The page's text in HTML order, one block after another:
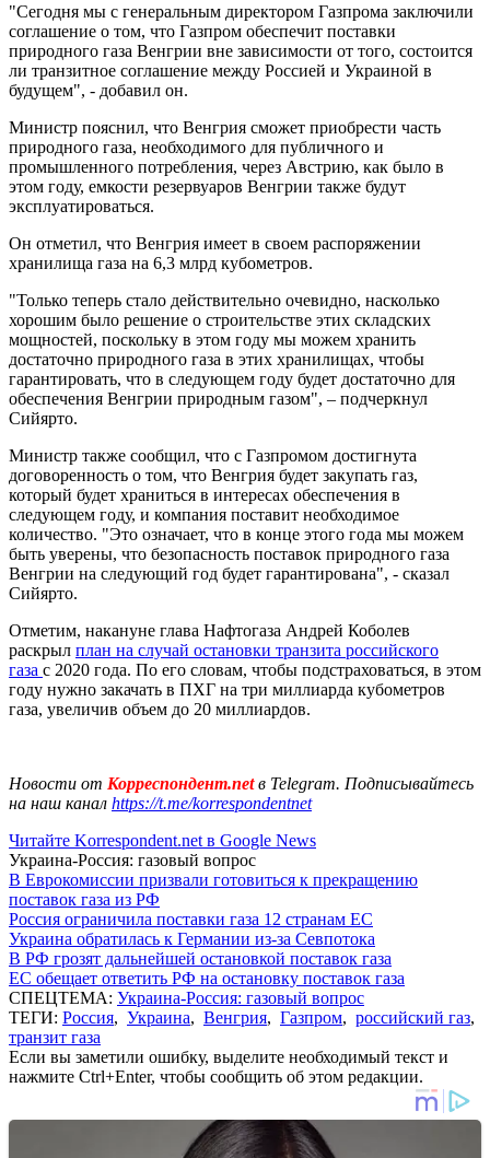
"Сегодня мы с генеральным директором Газпрома заключили
соглашение о том, что Газпром обеспечит поставки
природного газа Венгрии вне зависимости от того, состоится
ли транзитное соглашение между Россией и Украиной в
будущем", - добавил он.
Министр пояснил, что Венгрия сможет приобрести часть
природного газа, необходимого для публичного и
промышленного потребления, через Австрию, как было в
этом году, емкости резервуаров Венгрии также будут
эксплуатироваться.
Он отметил, что Венгрия имеет в своем распоряжении
хранилища газа на 6,3 млрд кубометров.
"Только теперь стало действительно очевидно, насколько
хорошим было решение о строительстве этих складских
мощностей, поскольку в этом году мы можем хранить
достаточно природного газа в этих хранилищах, чтобы
гарантировать, что в следующем году будет достаточно для
обеспечения Венгрии природным газом", – подчеркнул
Сийярто.
Министр также сообщил, что с Газпромом достигнута
договоренность о том, что Венгрия будет закупать газ,
который будет храниться в интересах обеспечения в
следующем году, и компания поставит необходимое
количество. "Это означает, что в конце этого года мы можем
быть уверены, что безопасность поставок природного газа
Венгрии на следующий год будет гарантирована", - сказал
Сийярто.
Отметим, накануне глава Нафтогаза Андрей Коболев
раскрыл план на случай остановки транзита российского
газа с 2020 года. По его словам, чтобы подстраховаться, в этом
году нужно закачать в ПХГ на три миллиарда кубометров
газа, увеличив объем до 20 миллиардов.
Новости от Корреспондент.netв Telegram. Подписывайтесь
на наш канал https://t.me/korrespondentnet
Читайте Korrespondent.net в Google News
Украина-Россия: газовый вопрос
В Еврокомиссии призвали готовиться к прекращению
поставок газа из РФ
Россия ограничила поставки газа 12 странам ЕС
Украина обратилась к Германии из-за Севпотока
В РФ грозят дальнейшей остановкой поставок газа
ЕС обещает ответить РФ на остановку поставок газа
СПЕЦТЕМА: Украина-Россия: газовый вопрос
ТЕГИ: Россия, Украина, Венгрия, Газпром, российский газ,
транзит газа
Если вы заметили ошибку, выделите необходимый текст и
нажмите Ctrl+Enter, чтобы сообщить об этом редакции.